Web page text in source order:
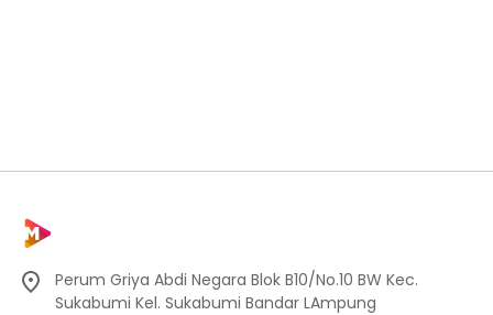
Perum Griya Abdi Negara Blok B10/No.10 BW Kec.
Sukabumi Kel. Sukabumi Bandar LAmpung